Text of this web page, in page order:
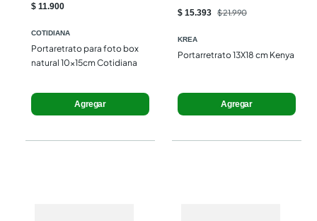
$ 11.900
COTIDIANA
Portaretrato para foto box
natural 10x15cm Cotidiana
Agregar
$ 15.393 $ 21.990
KREA
Portarretrato 13X18 cm Kenya
Agregar